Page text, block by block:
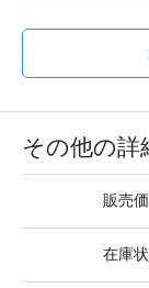
その他の詳
販売
在庫